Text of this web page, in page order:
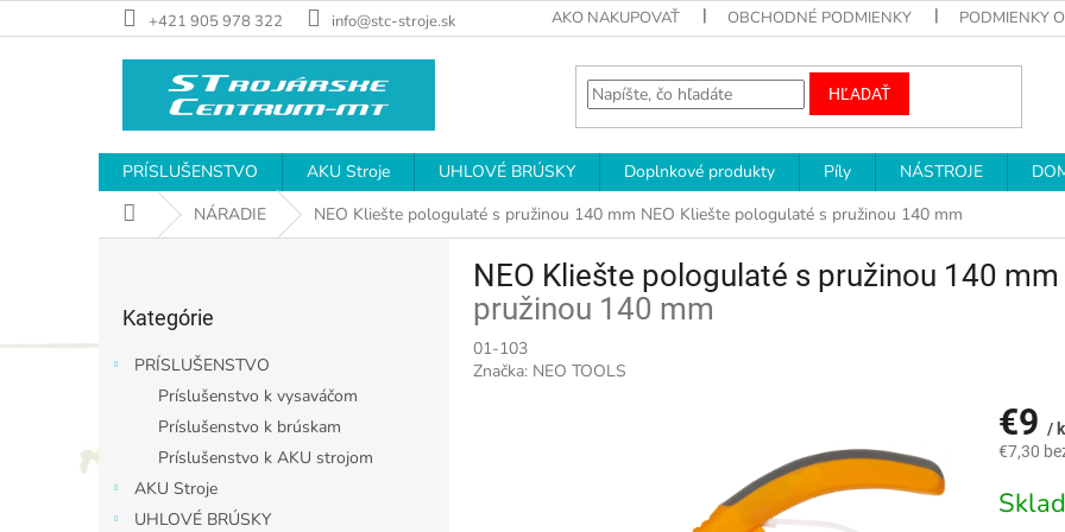
na
+421 905 978 322 info@stc-stroje.sk AKO NAKUPOVAŤ OBCHODNÉ PODMIENKY PODMIENKY
HĽADAŤ
PRÍSLUŠENSTVO AKU Stroje UHLOVÉ BRÚSKY Doplnkové produkty Píly NÁSTROJE
DomovNÁRADIE NEO Kliešte pologulaté s pružinou 140 mm NEO Kliešte pologulaté s pružinou 140 mm
ý
e
kategórie
Kategórie
PRÍSLUŠENSTVO
Príslušenstvo k vysaváčom
Príslušenstvo k brúskam
Príslušenstvo k AKU strojom
AKU Stroje
UHLOVÉ BRÚSKY
NEO Kliešte pologulaté s pružinou 140 mm
pružinou 140 mm
01-103
Značka: NEO TOOLS
€9 /
€7,30
cena: